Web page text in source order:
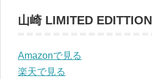
山崎 LIMITED EDITTION
Amazonで見る
楽天で見る